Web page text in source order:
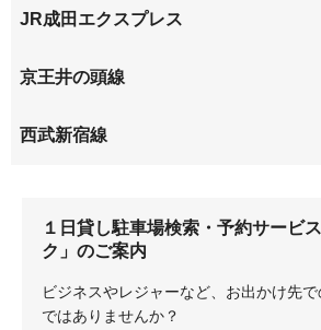
吉祥寺
JR成田エクスプレス
吉祥寺
京王井の頭線
三鷹台
富士見ヶ丘
西武新宿線
１日貸し駐車場検索・予約サービ
ク」のご案内
ビジネスやレジャーなど、お出かけ先
ではありませんか？